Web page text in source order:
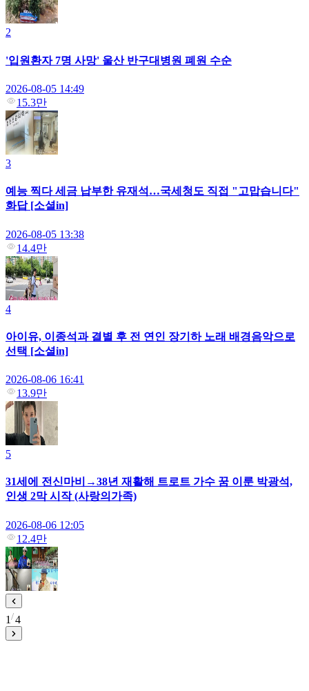
2
'입원환자 7명 사망' 울산 반구대병원 폐원 수순
2026-08-05 14:49
15.3만
3
예능 찍다 세금 납부한 유재석…국세청도 직접 "고맙습니다"
화답 [소셜in]
2026-08-05 13:38
14.4만
4
아이유, 이종석과 결별 후 전 연인 장기하 노래 배경음악으로
선택 [소셜in]
2026-08-06 16:41
13.9만
5
31세에 전신마비→38년 재활해 트로트 가수 꿈 이룬 박광석,
인생 2막 시작 (사랑의가족)
2026-08-06 12:05
12.4만
1 4